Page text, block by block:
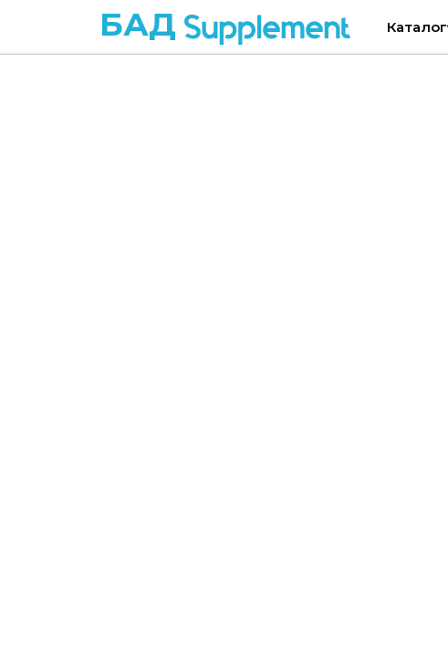
БАД Каталог